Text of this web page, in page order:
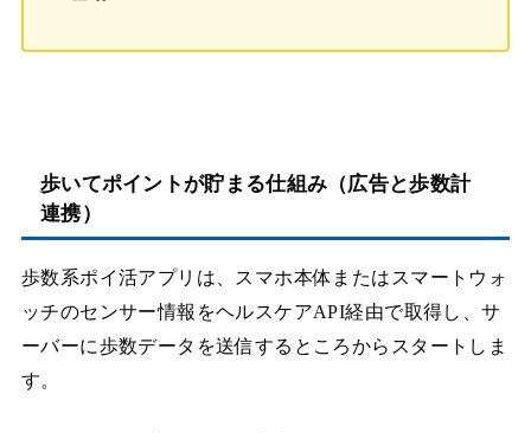
歩いてポイントが貯まる仕組み（広告と歩数計
連携）
歩数系ポイ活アプリは、スマホ本体またはスマートウォ
ッチのセンサー情報をヘルスケアAPI経由で取得し、サ
ーバーに歩数データを送信するところからスタートしま
す。